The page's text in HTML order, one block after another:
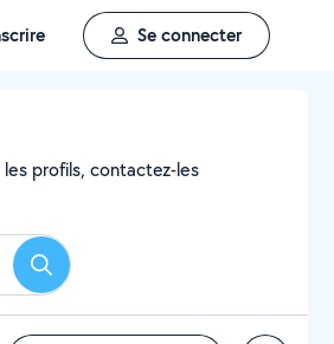
Se connecter
profils, contactez-les
Rechercher